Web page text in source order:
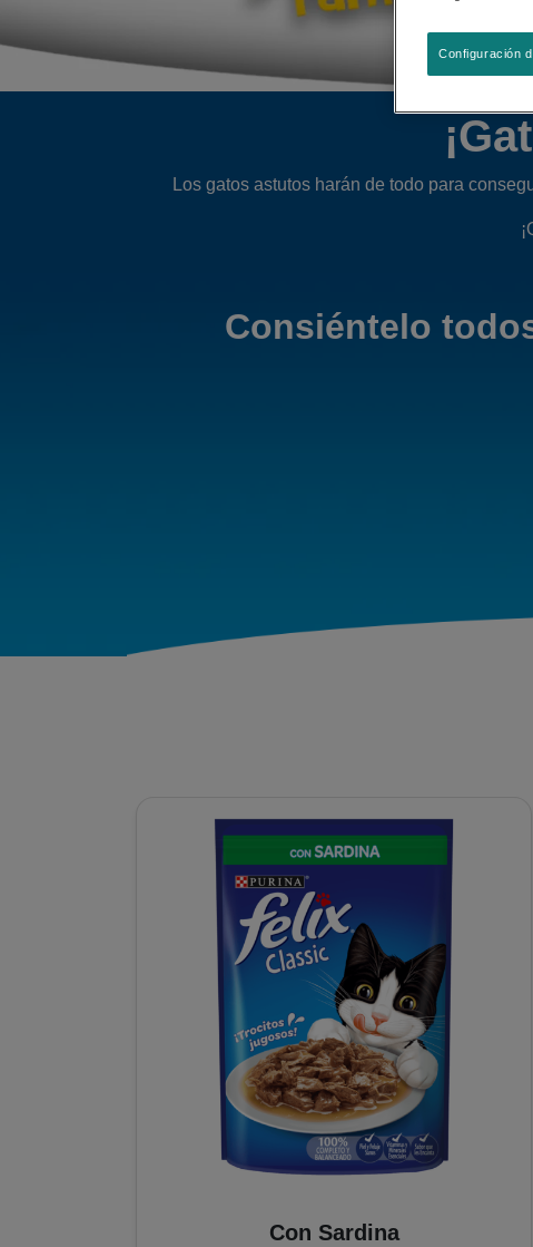
Los gatos astutos harán de todo para
Consiéntelo
Con Sardina
Configuración